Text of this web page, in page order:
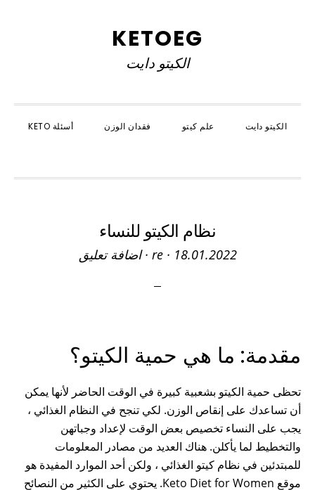
KETOEG
الكيتو دايت
الكيتو دايت علم كيتو فقدان الوزن أسئلة KETO
نظام الكيتو للنساء
re· 18.01.2022
·اضافة تعليق
مقدمة: ما هي حمية الكيتو؟
تحظى حمية الكيتو بشعبية كبيرة في الوقت الحاضر لأنها يمكن
أن تساعدك على إنقاص الوزن. لكي تنجح في النظام الغذائي ،
يجب على النساء تخصيص بعض الوقت لإعداد وجباتهن
والتخطيط لما يأكلن. هناك العديد من مصادر المعلومات
للمبتدئين في نظام كيتو الغذائي ، ولكن أحد الموارد المفيدة هو
موقع Keto Diet for Women. يحتوي على الكثير من النصائح